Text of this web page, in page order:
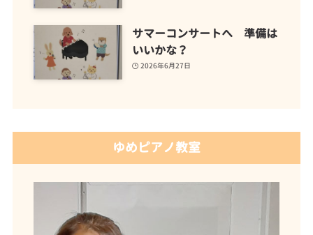
サマーコンサートへ 準備は
いいかな？
2026年6月27日
ゆめピアノ教室